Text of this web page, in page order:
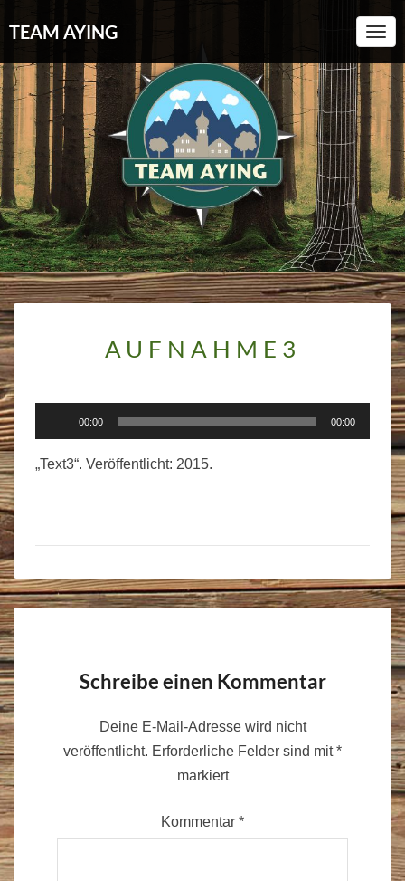
TEAM AYING
AUFNAHME3
00:00 00:00
„Text3“. Veröffentlicht: 2015.
Schreibe einen Kommentar
Deine E-Mail-Adresse wird nicht
veröffentlicht. Erforderliche Felder sind mit*
markiert
Kommentar *